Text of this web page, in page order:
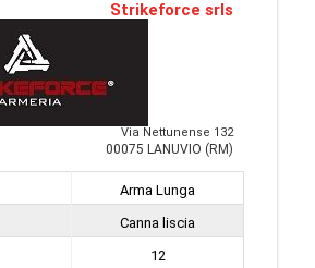
Strikeforce srls
Via Nettunense 132
00075 LANUVIO (RM)
Arma Lunga
Canna liscia
12